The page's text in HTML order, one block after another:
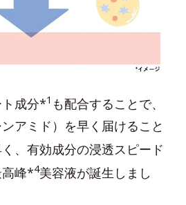
成分*1 も配合することで、
アミド）を早く届けること
、有効成分の浸透スピード
高峰*4美容液が誕生しまし